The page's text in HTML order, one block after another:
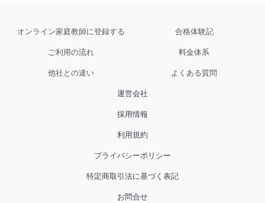
オンライン家庭教師に登録する 合格体験記
ご利用の流れ 料金体系
他社との違い よくある質問
運営会社
採用情報
利用規約
プライバシーポリシー
特定商取引法に基づく表記
お問合せ